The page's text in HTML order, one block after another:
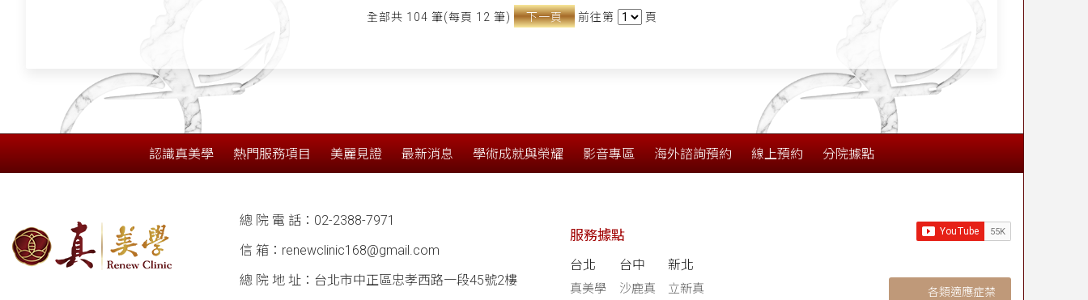
全部共 104 筆(每頁 12 筆) 下一頁 前往第 頁
認識真美學 熱門服務項目 美麗見證 最新消息 學術成就與榮耀 影音專區 海外諮詢預約 線上預約 分院據點
總 院 電 話： 02-2388-7971
信 箱： renewclinic168@gmail.com
總 院 地 址：台北市中正區忠孝西路一段45號2樓
服務據點
台北
真美學
台中
沙鹿真
新北
立新真
各類適應症禁